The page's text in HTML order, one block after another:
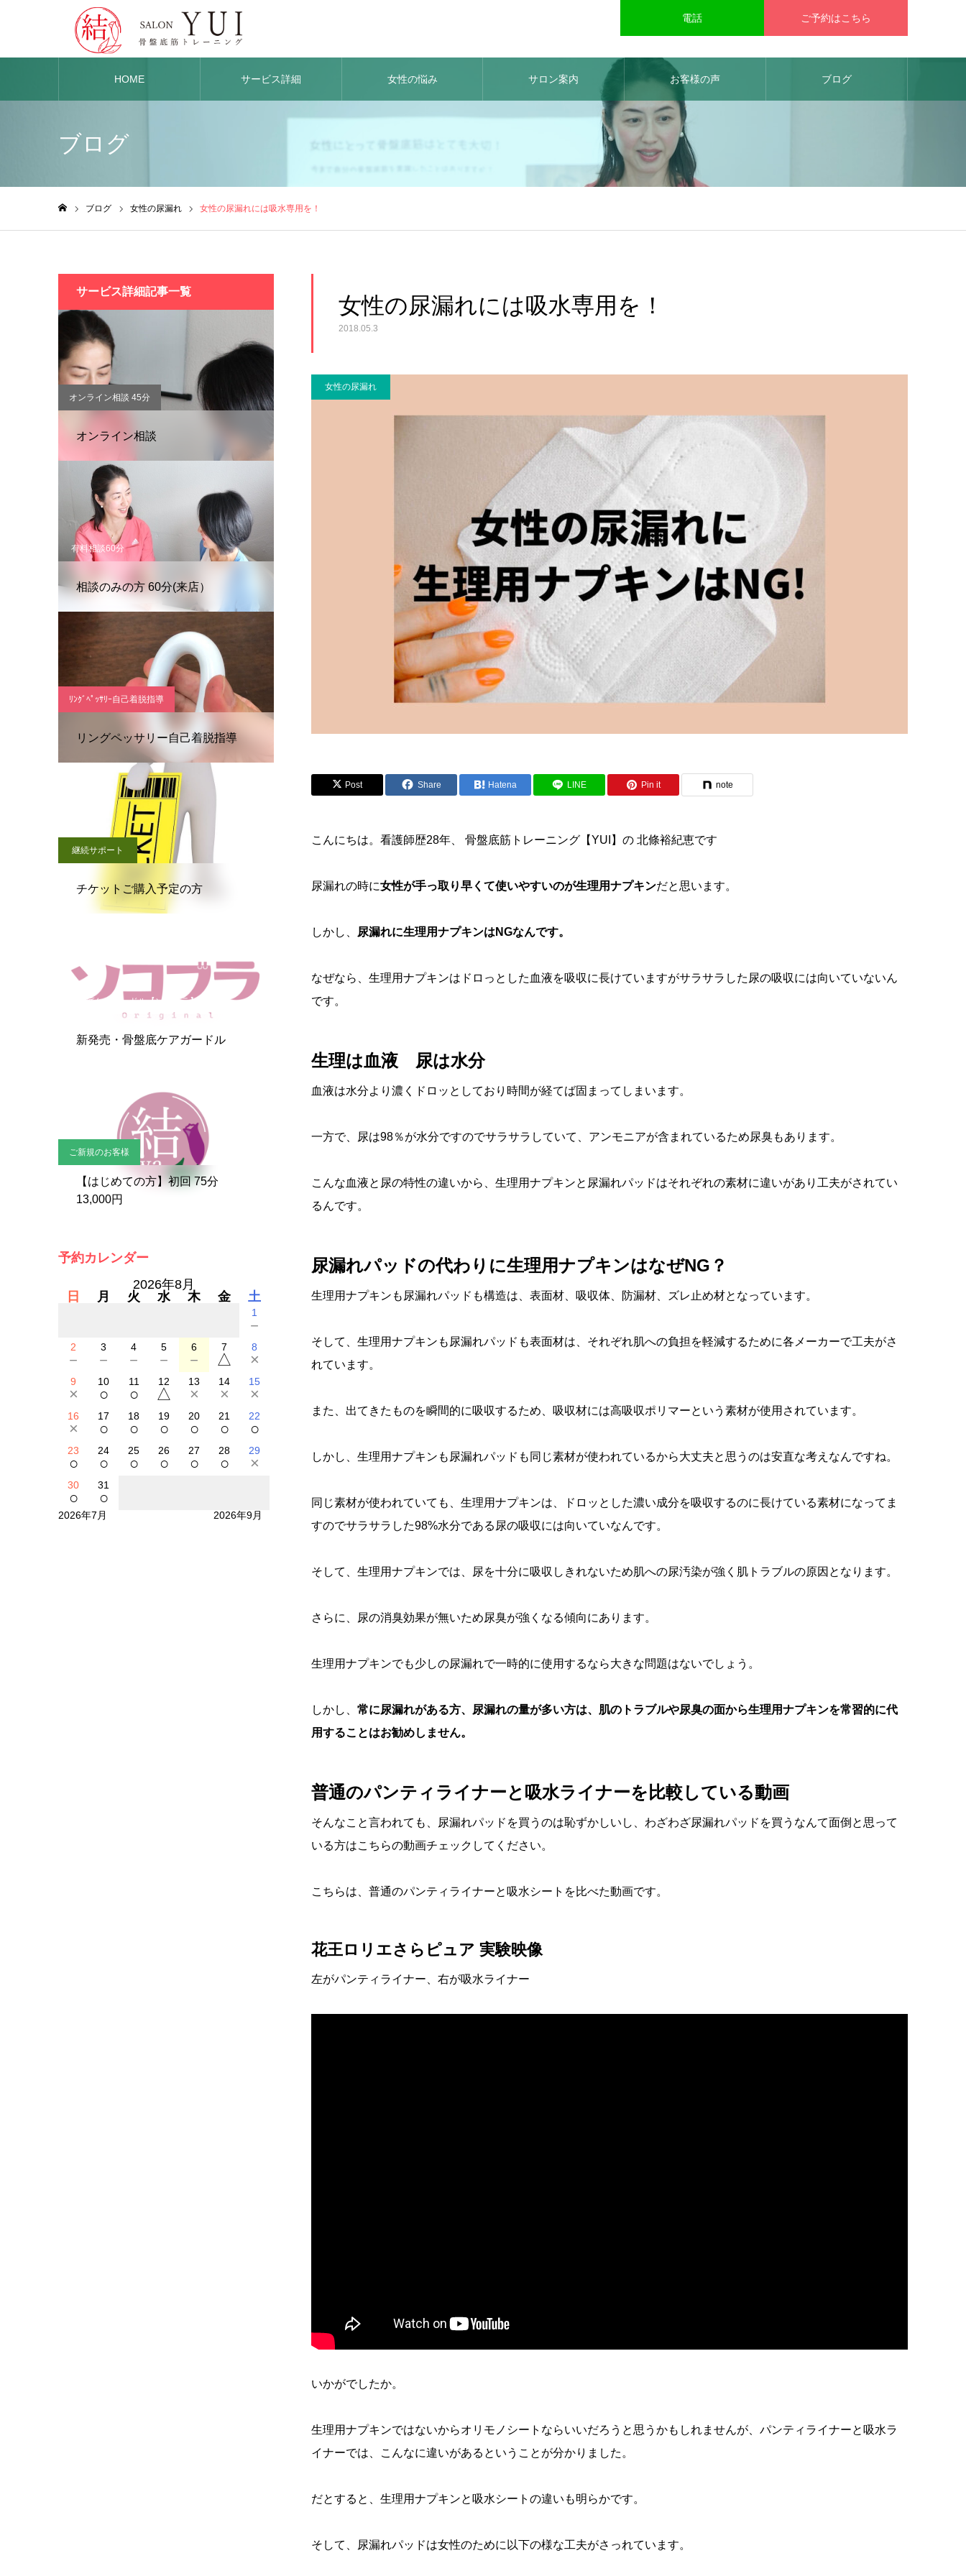
電話 ご予約はこちら
HOME サービス詳細 女性の悩み サロン案内 お客様の声 ブログ
ブログ
ブログ 女性の尿漏れ 女性の尿漏れには吸水専用を！
女性の尿漏れには吸水専用を！
2018.05.3
女性の尿漏れ
Post Share Hatena LINE Pin it note
こんにちは。看護師歴28年、 骨盤底筋トレーニング【YUI】の 北條裕紀恵です
尿漏れの時に女性が手っ取り早くて使いやすいのが生理用ナプキンだと思います。
しかし、 尿漏れに生理用ナプキンはNGなんです。
なぜなら、生理用ナプキンはドロっとした血液を吸収に長けていますがサラサラした尿の吸収には向いていないん
です。
生理は血液 尿は水分
血液は水分より濃くドロッとしており時間が経てば固まってしまいます。
一方で、尿は98％が水分ですのでサラサラしていて、アンモニアが含まれているため尿臭もあります。
こんな血液と尿の特性の違いから、生理用ナプキンと尿漏れパッドはそれぞれの素材に違いがあり工夫がされてい
るんです。
尿漏れパッドの代わりに生理用ナプキンはなぜNG？
生理用ナプキンも尿漏れパッドも構造は、表面材、吸収体、防漏材、ズレ止め材となっています。
そして、生理用ナプキンも尿漏れパッドも表面材は、それぞれ肌への負担を軽減するために各メーカーで工夫がさ
れています。
また、出てきたものを瞬間的に吸収するため、吸収材には高吸収ポリマーという素材が使用されています。
しかし、生理用ナプキンも尿漏れパッドも同じ素材が使われているから大丈夫と思うのは安直な考えなんですね。
同じ素材が使われていても、生理用ナプキンは、ドロッとした濃い成分を吸収するのに長けている素材になってま
すのでサラサラした98%水分である尿の吸収には向いていなんです。
そして、生理用ナプキンでは、尿を十分に吸収しきれないため肌への尿汚染が強く肌トラブルの原因となります。
さらに、尿の消臭効果が無いため尿臭が強くなる傾向にあります。
生理用ナプキンでも少しの尿漏れで一時的に使用するなら大きな問題はないでしょう。
しかし、 常に尿漏れがある方、尿漏れの量が多い方は、肌のトラブルや尿臭の面から生理用ナプキンを常習的に代
用することはお勧めしません。
普通のパンティライナーと吸水ライナーを比較している動画
そんなこと言われても、尿漏れパッドを買うのは恥ずかしいし、わざわざ尿漏れパッドを買うなんて面倒と思って
いる方はこちらの動画チェックしてください。
こちらは、普通のパンティライナーと吸水シートを比べた動画です。
花王ロリエさらピュア 実験映像
左がパンティライナー、右が吸水ライナー
いかがでしたか。
生理用ナプキンではないからオリモノシートならいいだろうと思うかもしれませんが、パンティライナーと吸水ラ
イナーでは、こんなに違いがあるということが分かりました。
だとすると、生理用ナプキンと吸水シートの違いも明らかです。
そして、尿漏れパッドは女性のために以下の様な工夫がさっれています。
サービス詳細記事一覧
オンライン相談 45分
オンライン相談
有料相談60分
相談のみの方 60分(来店）
ﾘﾝｸﾞﾍﾟｯｻﾘｰ自己着脱指導
リングペッサリー自己着脱指導
継続サポート
チケットご購入予定の方
骨盤底ケアガードル【ソコブラ】
新発売・骨盤底ケアガードル
ご新規のお客様
【はじめての方】初回 75分
13,000円
予約カレンダー
2026年8月
日
月 火 水 木 金 土
1
－
2
－
3
－
4
－
5
－
6
－
7
△
8
×
9
×
10
○
11
○
12
△
13
×
14
×
15
×
16
×
17
○
18
○
19
○
20
○
21
○
22
○
23
○
24
○
25
○
26
○
27
○
28
○
29
×
30
○
31
○
2026年7月 2026年9月